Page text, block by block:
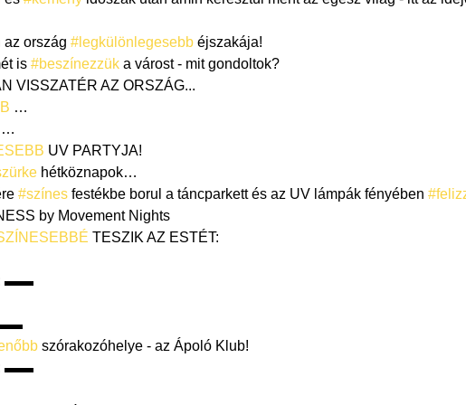
az ország #legkülönlegesebb éjszakája!
is #beszínezzük a várost - mit gondoltok?
VISSZATÉR AZ ORSZÁG...
…
…
UV PARTYJA!
hétköznapok…
#színes festékbe borul a táncparkett és az UV lámpák fényében
by Movement Nights
TESZIK AZ ESTÉT:
▬▬
szórakozóhelye - az Ápoló Klub!
▬▬